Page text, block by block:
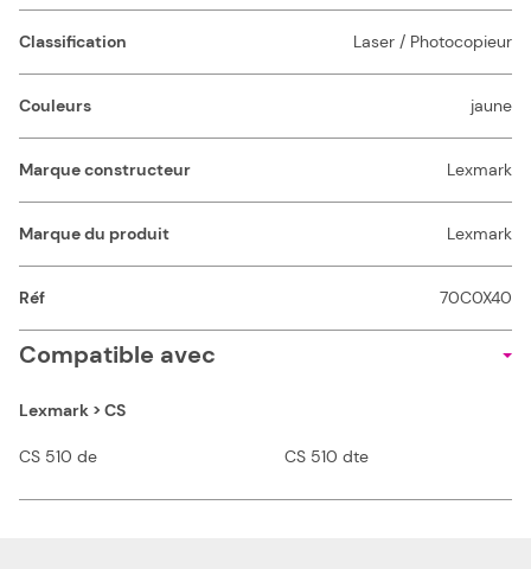
Classification Laser / Photocopieur
Couleurs jaune
Marque constructeur Lexmark
Marque du produit Lexmark
Réf 70C0X40
Compatible avec
Lexmark > CS
CS 510 de CS 510 dte